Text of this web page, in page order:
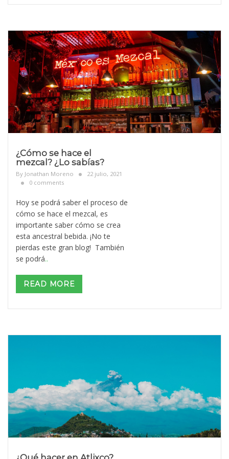
¿Cómo se hace el
mezcal? ¿Lo sabías?
By Jonathan Moreno
22 julio, 2021
0 comments
Hoy se podrá saber el proceso de
cómo se hace el mezcal, es
importante saber cómo se crea
esta ancestral bebida. ¡No te
pierdas este gran blog! También
se podrá..
READ MORE